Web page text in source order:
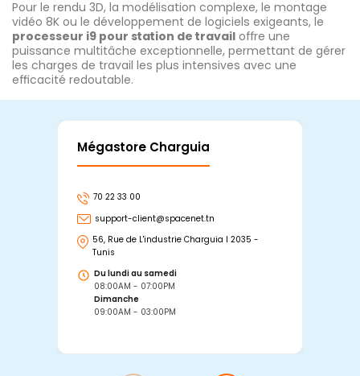
Pour le rendu 3D, la modélisation complexe, le montage
vidéo 8K ou le développement de logiciels exigeants, le
processeur i9 pour station de travail offre une
puissance multitâche exceptionnelle, permettant de gérer
les charges de travail les plus intensives avec une
efficacité redoutable.
Mégastore Charguia
70 22 33 00
support-client@spacenet.tn
56, Rue de L'industrie Charguia I 2035 -
Tunis
Du lundi au samedi
08:00AM - 07:00PM
Dimanche
09:00AM - 03:00PM